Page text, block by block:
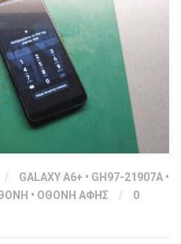
/ GALAXY A6+ • GH97-21907A •
• ΟΘΟΝΗ ΑΦΗΣ /
0